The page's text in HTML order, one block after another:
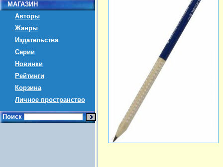
МАГАЗИН
Авторы
Жанры
Издательства
Серии
Новинки
Рейтинги
Корзина
Личное пространство
Поиск